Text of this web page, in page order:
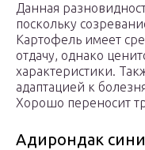
Данная
поскольку
Картофель имеет
отдачу, однако
характеристики.
адаптацией к
Хорошо переносит
Адирондак